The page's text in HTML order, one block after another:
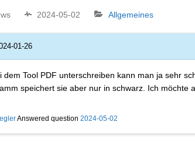
2024-05-02 Allgemeines
01-26
dem Tool PDF unterschreiben kann man ja sehr
speichert sie aber nur in schwarz. Ich
Answered question 2024-05-02